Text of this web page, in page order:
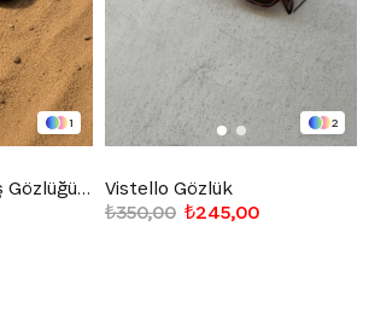
1
Prime Black Güneş Gözlüğü Siyah
2
Vistello Gözlük
₺245,00
₺350,00